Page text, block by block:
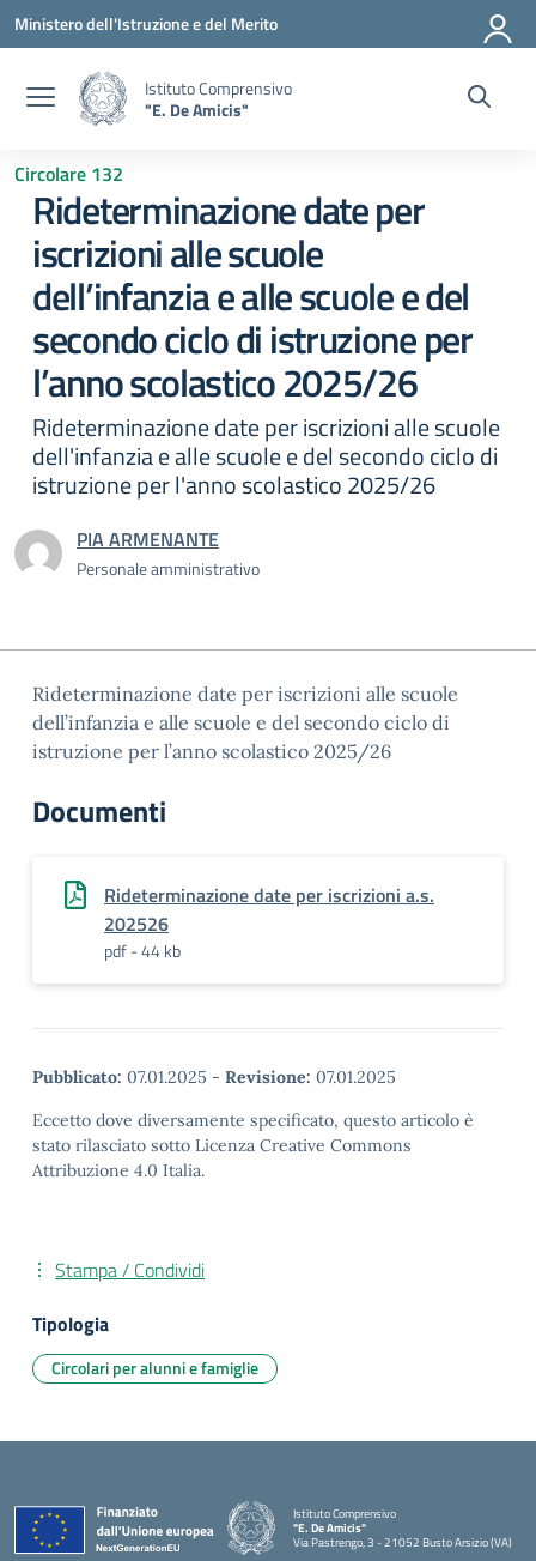
Vai ai contenuti
Vai al menu di navigazione
Vai al footer
Ministero dell'Istruzione e del Merito
Istituto Comprensivo
"E. De Amicis"
Circolare 132
Rideterminazione date per
iscrizioni alle scuole
dell’infanzia e alle scuole e del
secondo ciclo di istruzione per
l’anno scolastico 2025/26
Rideterminazione date per iscrizioni alle scuole
dell'infanzia e alle scuole e del secondo ciclo di
istruzione per l'anno scolastico 2025/26
PIA ARMENANTE
Personale amministrativo
Rideterminazione date per iscrizioni alle scuole
dell’infanzia e alle scuole e del secondo ciclo di
istruzione per l’anno scolastico 2025/26
Documenti
Rideterminazione date per iscrizioni a.s.
202526
pdf - 44 kb
Pubblicato: 07.01.2025 - Revisione: 07.01.2025
Eccetto dove diversamente specificato, questo articolo è
stato rilasciato sotto Licenza Creative Commons
Attribuzione 4.0 Italia.
Stampa / Condividi
Tipologia
Circolari per alunni e famiglie
Istituto Comprensivo
"E. De Amicis"
Via Pastrengo, 3 - 21052 Busto Arsizio (VA)